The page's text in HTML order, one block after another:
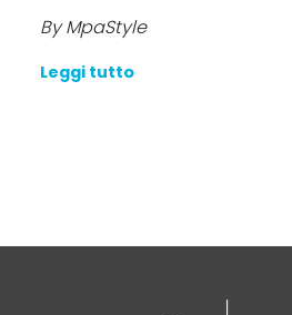
By MpaStyle
Leggi tutto